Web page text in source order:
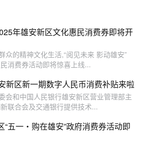
#政府
#数码
年雄安新区文化惠民消费券即将开
众的精神文化生活,“阅见未来 影动雄安”
消费券活动即将惊喜上线...
新区新一期数字人民币消费补贴来啦
会和中国人民银行雄安新区营业管理部主
联合会及交通银行提供技术...
五一・购在雄安”政府消费券活动即